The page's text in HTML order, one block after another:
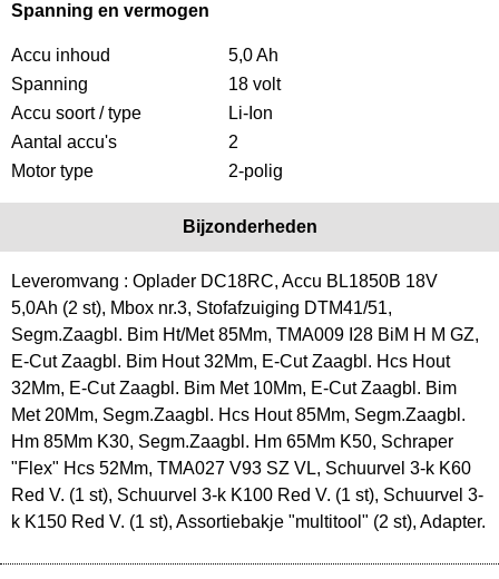
Spanning en vermogen
Accu inhoud
5,0 Ah
Spanning
18 volt
Accu soort / type
Li-Ion
Aantal accu's
2
Motor type
2-polig
Bijzonderheden
Leveromvang : Oplader DC18RC, Accu BL1850B 18V
5,0Ah (2 st), Mbox nr.3, Stofafzuiging DTM41/51,
Segm.Zaagbl. Bim Ht/Met 85Mm, TMA009 I28 BiM H M GZ,
E-Cut Zaagbl. Bim Hout 32Mm, E-Cut Zaagbl. Hcs Hout
32Mm, E-Cut Zaagbl. Bim Met 10Mm, E-Cut Zaagbl. Bim
Met 20Mm, Segm.Zaagbl. Hcs Hout 85Mm, Segm.Zaagbl.
Hm 85Mm K30, Segm.Zaagbl. Hm 65Mm K50, Schraper
"Flex" Hcs 52Mm, TMA027 V93 SZ VL, Schuurvel 3-k K60
Red V. (1 st), Schuurvel 3-k K100 Red V. (1 st), Schuurvel 3-
k K150 Red V. (1 st), Assortiebakje "multitool" (2 st), Adapter.